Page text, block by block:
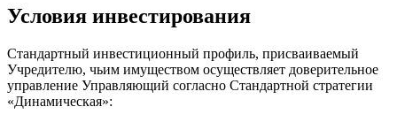
Условия инвестирования
Стандартный инвестиционный профиль, присваиваемый
Учредителю, чьим имуществом осуществляет доверительное
управление Управляющий согласно Стандартной стратегии
«Динамическая»: